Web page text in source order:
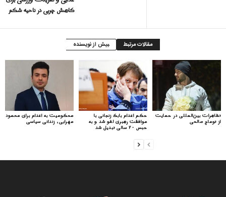
کاهش چربی در ناحیه شکم
مقالات مرتبط بیش از نویسنده
محکومیت به اعدام برای محمود
مهرابی، زندانی سیاسی
حکم اعدام بابک زنجانی با
موافقت رهبری لغو شد و به
حبس ۲۰ سالی تبدیل شد
تظاهرات بین‌المللی در حمایت
از توماج صالحی